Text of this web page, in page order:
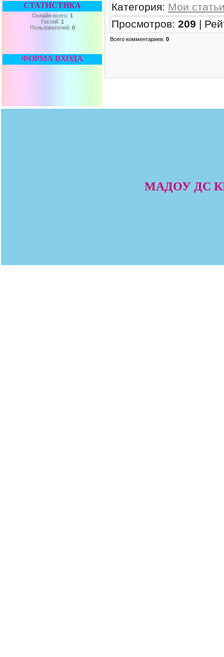
СТАТИСТИКА
Онлайн всего: 1
Гостей: 1
Пользователей: 0
ФОРМА ВХОДА
Категория: Мои
Просмотров: 209 |
Всего комментариев: 0
МАДОУ ДС